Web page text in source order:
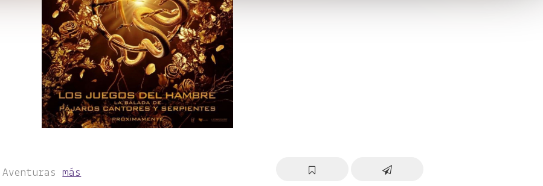
Aventurasmás